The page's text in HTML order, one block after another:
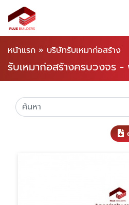
หน้าแรก » บริษัทรับเหมาก่อสร้าง
รับเหมาก่อสร้างครบวงจร